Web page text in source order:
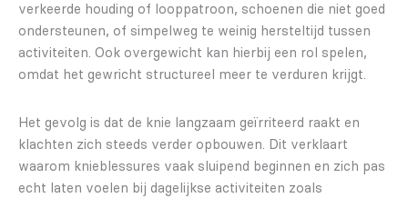
verkeerde houding of looppatroon, schoenen die niet goed
ondersteunen, of simpelweg te weinig hersteltijd tussen
activiteiten. Ook overgewicht kan hierbij een rol spelen,
omdat het gewricht structureel meer te verduren krijgt.
Het gevolg is dat de knie langzaam geïrriteerd raakt en
klachten zich steeds verder opbouwen. Dit verklaart
waarom knieblessures vaak sluipend beginnen en zich pas
echt laten voelen bij dagelijkse activiteiten zoals